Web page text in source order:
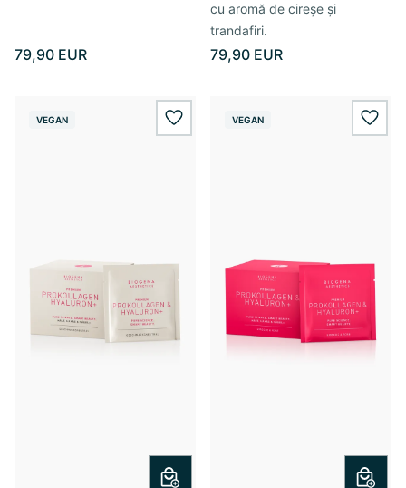
79,90 EUR
cu aromă de cireșe și
trandafiri.
79,90 EUR
VEGAN wishlist.add
VEGAN